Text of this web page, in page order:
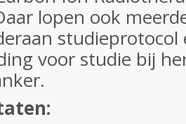
lopen ook
studieprotocol
voor studie bij